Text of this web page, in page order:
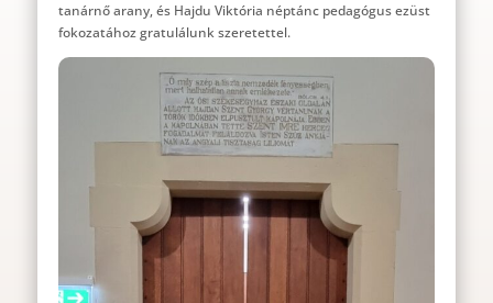
tanárnő arany, és Hajdu Viktória néptánc pedagógus ezüst
fokozatához gratulálunk szeretettel.